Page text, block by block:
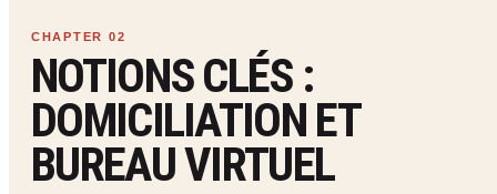
NOTIONS CLÉS :
DOMICILIATION ET
BUREAU VIRTUEL